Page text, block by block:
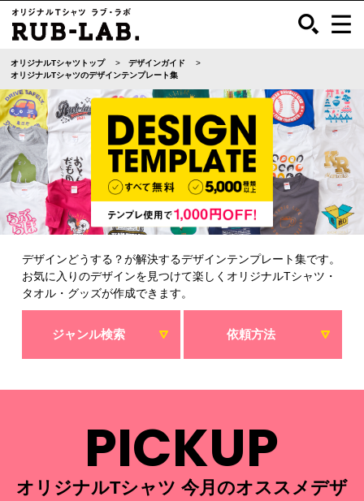
オリジナルTシャツトップ
デザインガイド
オリジナルTシャツのデザインテンプレート集
デザインどうする？が解決するデザインテンプレート集です。
お気に入りのデザインを見つけて楽しくオリジナルTシャツ・
タオル・グッズが作成できます。
ジャンル検索 依頼方法
PICKUP
オリジナルTシャツ 今月のオススメデザ